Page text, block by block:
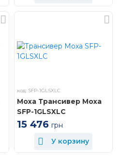
код: SFP-1GLSXLC
Moxa Трансивер Moxa
SFP-1GLSXLC
15 476 грн
У корзину